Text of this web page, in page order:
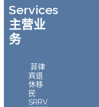
Services
主营业
务
菲律
宾退
休移
民
SRRV